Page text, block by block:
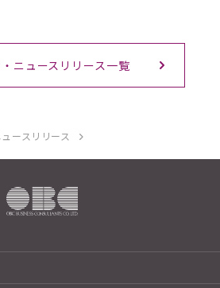
ースリリース
ニュースリリース一覧